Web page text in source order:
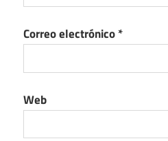
Correo electrónico*
Web